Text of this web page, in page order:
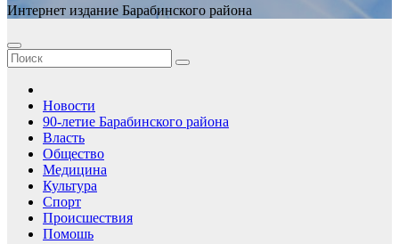
Интернет издание Барабинского района
Новости
90-летие Барабинского района
Власть
Общество
Медицина
Культура
Спорт
Происшествия
Помошь